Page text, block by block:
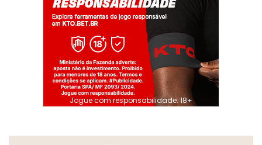
Jogue com responsabilidade. 18+